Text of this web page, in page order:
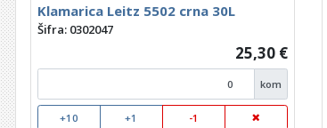
Klamarica Leitz 5502 crna 30L
Šifra: 0302047
25,30 €
kom
+10 +1 -1